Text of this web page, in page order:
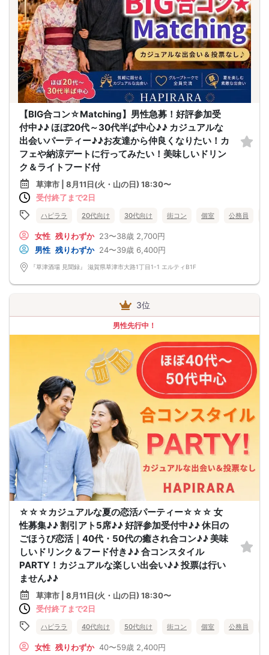
【BIG合コン☆Matching】男性急募！好評参加受
付中♪♪ ほぼ20代～30代半ば中心♪♪ カジュアルな
出会いパーティー♪♪お友達から仲良くなりたい！カ
フェや納涼デートに行ってみたい！美味しいドリン
ク＆ライトフード付
草津市 | 8月11日(火・山の日) 18:30〜
受付終了まで2日
ハピララ 20代向け 30代向け 街コン 個室 公務員
女性 残りわずか 23〜38歳 2,700円
男性 残りわずか 24〜39歳 6,400円
『草津酒場 見聞録』 滋賀県草津市大路1丁目1-1 エルティB1F
3位
男性先行中！
☆☆☆カジュアルな夏の恋活パーティー☆☆☆ 女
性募集♪♪ 割引アト5席♪♪ 好評参加受付中♪♪ 休日の
ごほうび恋活｜40代・50代の癒され合コン♪♪ 美味
しいドリンク＆フード付き♪♪ 合コンスタイル
PARTY！カジュアルな楽しい出会い♪♪ 投票は行い
ません♪♪
草津市 | 8月11日(火・山の日) 18:30〜
受付終了まで2日
ハピララ 40代向け 50代向け 街コン 個室 公務員
女性 残りわずか 40〜59歳 2,400円